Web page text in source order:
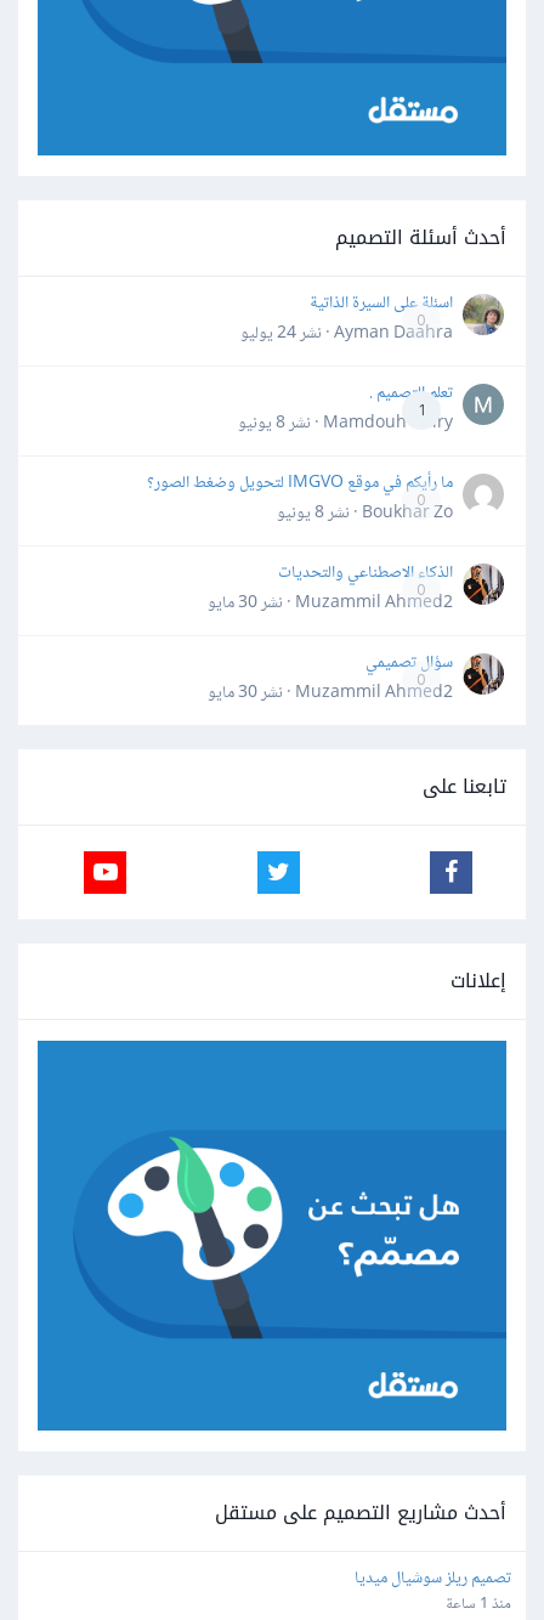
أحدث أسئلة التصميم
0
اسئلة على السيرة الذاتية
Ayman Daahra · نشر
24 يوليو
1
تعلم التصميم .
Mamdouh Khiry · نشر
8 يونيو
0
ما رأيكم في موقع IMGVO لتحويل وضغط الصور؟
Boukhar Zo · نشر
8 يونيو
0
الذكاء الاصطناعي والتحديات
Muzammil Ahmed2 · نشر
30 مايو
0
سؤال تصميمي
Muzammil Ahmed2 · نشر
30 مايو
تابعنا على
إعلانات
أحدث مشاريع التصميم على مستقل
تصميم ريلز سوشيال ميديا
منذ 1 ساعة